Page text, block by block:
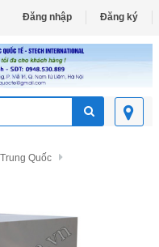
Đăng nhập Đăng ký
Trung Quốc